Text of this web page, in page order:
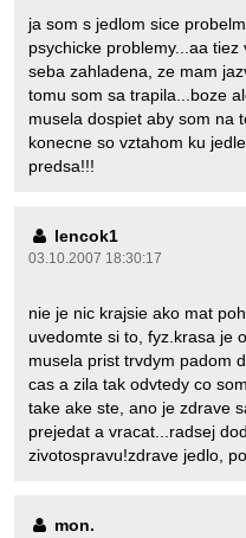
ja som s jedlom sice
psychicke problemy...aa
seba zahladena, ze mam
tomu som sa trapila...boze
musela dospiet aby som na
konecne so vztahom ku
predsa!!!
lencok1
03.10.2007 18:30:17
nie je nic krajsie ako mat
uvedomte si to, fyz.krasa je
musela prist trvdym padom
cas a zila tak odvtedy co
take ake ste, ano je zdrave
prejedat a vracat...radsej
zivotospravu!zdrave jedlo,
mon.